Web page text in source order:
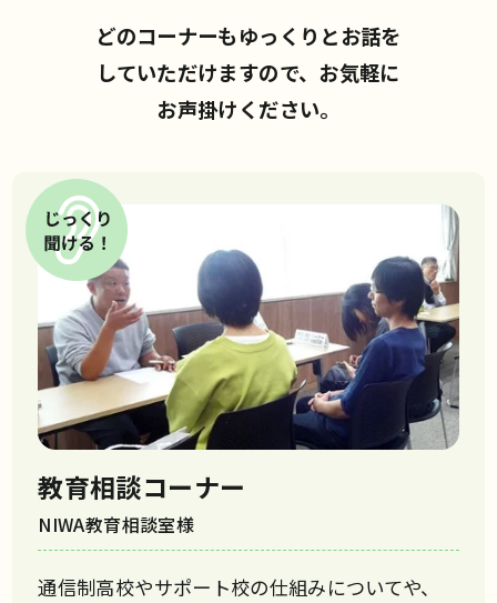
どのコーナーもゆっくりとお話を
していただけますので、お気軽に
お声掛けください。
教育相談コーナー
NIWA教育相談室様
通信制高校やサポート校の仕組みについてや、